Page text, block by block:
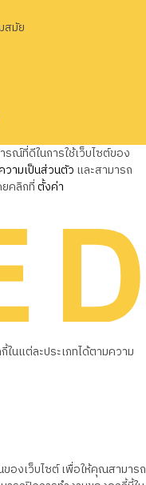
สมัย
ณ์ที่ดีในการใช้เว็บไซต์ของ
วามเป็นส่วนตัว และสามารถ
คลิกที่ตั้งค่า
นแต่ละประเภทได้ตามความ
องเว็บไซต์ เพื่อให้คุณสามารถ